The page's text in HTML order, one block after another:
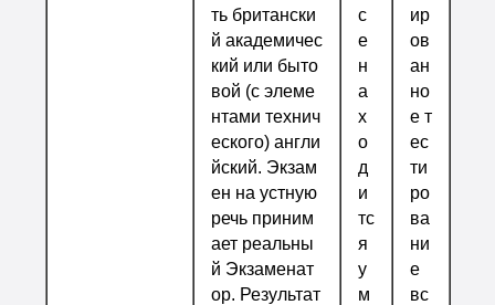
ть британски
й академичес
кий или быто
вой (с элеме
нтами технич
еского) англи
йский. Экзам
ен на устную
речь приним
ает реальны
й Экзаменат
ор. Результат
с
е
н
а
х
о
д
и
тс
я
у
м
ир
ов
ан
но
е т
ес
ти
ро
ва
ни
е
вс